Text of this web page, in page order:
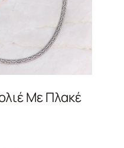
Με Πλακέ